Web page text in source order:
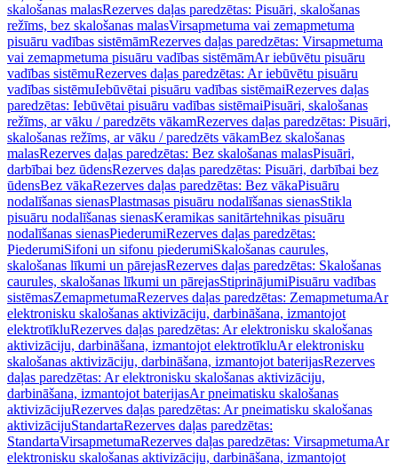
skalošanas malasRezerves daļas paredzētas: Pisuāri, skalošanas
režīms, bez skalošanas malasVirsapmetuma vai zemapmetuma
pisuāru vadības sistēmāmRezerves daļas paredzētas: Virsapmetuma
vai zemapmetuma pisuāru vadības sistēmāmAr iebūvētu pisuāru
vadības sistēmuRezerves daļas paredzētas: Ar iebūvētu pisuāru
vadības sistēmuIebūvētai pisuāru vadības sistēmaiRezerves daļas
paredzētas: Iebūvētai pisuāru vadības sistēmaiPisuāri, skalošanas
režīms, ar vāku / paredzēts vākamRezerves daļas paredzētas: Pisuāri,
skalošanas režīms, ar vāku / paredzēts vākamBez skalošanas
malasRezerves daļas paredzētas: Bez skalošanas malasPisuāri,
darbībai bez ūdensRezerves daļas paredzētas: Pisuāri, darbībai bez
ūdensBez vākaRezerves daļas paredzētas: Bez vākaPisuāru
nodalīšanas sienasPlastmasas pisuāru nodalīšanas sienasStikla
pisuāru nodalīšanas sienasKeramikas sanitārtehnikas pisuāru
nodalīšanas sienasPiederumiRezerves daļas paredzētas:
PiederumiSifoni un sifonu piederumiSkalošanas caurules,
skalošanas līkumi un pārejasRezerves daļas paredzētas: Skalošanas
caurules, skalošanas līkumi un pārejasStiprinājumiPisuāru vadības
sistēmasZemapmetumaRezerves daļas paredzētas: ZemapmetumaAr
elektronisku skalošanas aktivizāciju, darbināšana, izmantojot
elektrotīkluRezerves daļas paredzētas: Ar elektronisku skalošanas
aktivizāciju, darbināšana, izmantojot elektrotīkluAr elektronisku
skalošanas aktivizāciju, darbināšana, izmantojot baterijasRezerves
daļas paredzētas: Ar elektronisku skalošanas aktivizāciju,
darbināšana, izmantojot baterijasAr pneimatisku skalošanas
aktivizācijuRezerves daļas paredzētas: Ar pneimatisku skalošanas
aktivizācijuStandartaRezerves daļas paredzētas:
StandartaVirsapmetumaRezerves daļas paredzētas: VirsapmetumaAr
elektronisku skalošanas aktivizāciju, darbināšana, izmantojot